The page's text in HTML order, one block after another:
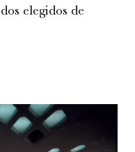
elegidos de